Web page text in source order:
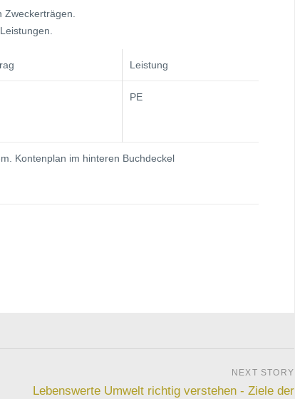
Leistung
PE
Kontenplan im hinteren Buchdeckel
Lebenswerte Umwelt richtig verstehen - Ziele der